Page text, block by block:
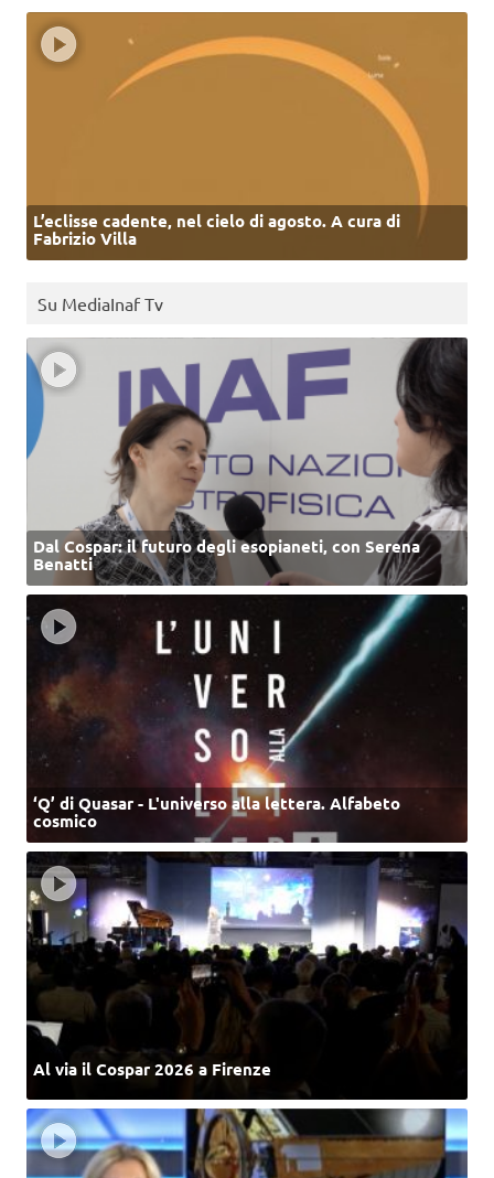
L’eclisse cadente, nel cielo di agosto. A cura di
Fabrizio Villa
Su MediaInaf Tv
Dal Cospar: il futuro degli esopianeti, con Serena
Benatti
‘Q’ di Quasar - L'universo alla lettera. Alfabeto
cosmico
Al via il Cospar 2026 a Firenze